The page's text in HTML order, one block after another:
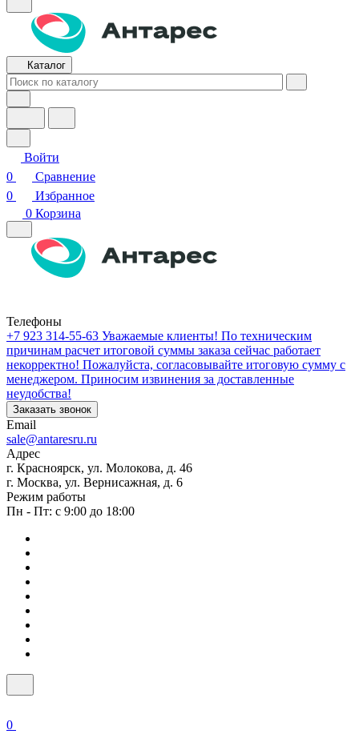
Каталог
Войти
0
Сравнение
0
Избранное
0 Корзина
Телефоны
+7 923 314-55-63 Уважаемые клиенты! По техническим
причинам расчет итоговой суммы заказа сейчас работает
некорректно! Пожалуйста, согласовывайте итоговую сумму с
менеджером. Приносим извинения за доставленные
неудобства!
Заказать звонок
Email
sale@antaresru.ru
Адрес
г. Красноярск, ул. Молокова, д. 46
г. Москва, ул. Вернисажная, д. 6
Режим работы
Пн - Пт: с 9:00 до 18:00
0